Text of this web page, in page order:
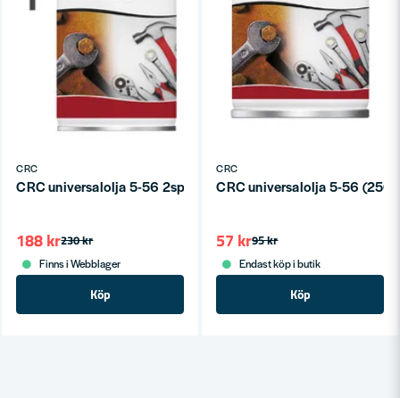
CRC
CRC universalolja 5-56 2spray (500 ml)
230 kr
188 kr
Finns i Webblager
Köp
CRC
CRC universalolja 5-56 (250
95 kr
57 kr
Endast köp i butik
Köp